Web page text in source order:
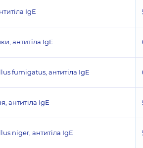
IgE
антитіла IgE
fumigatus, антитіла IgE
антитіла IgE
niger, антитіла IgE